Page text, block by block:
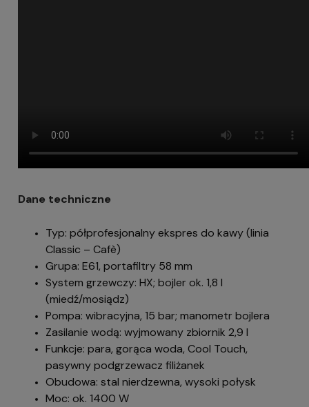
Dane techniczne
Typ: półprofesjonalny ekspres do kawy (linia
Classic – Cafè)
Grupa: E61, portafiltry 58 mm
System grzewczy: HX; bojler ok. 1,8 l
(miedź/mosiądz)
Pompa: wibracyjna, 15 bar; manometr bojlera
Zasilanie wodą: wyjmowany zbiornik 2,9 l
Funkcje: para, gorąca woda, Cool Touch,
pasywny podgrzewacz filiżanek
Obudowa: stal nierdzewna, wysoki połysk
Moc: ok. 1400 W